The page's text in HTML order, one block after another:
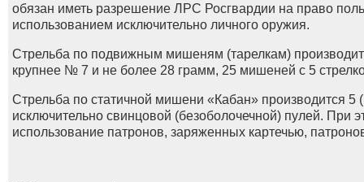
обязан иметь разрешение ЛРС Росгвардии на право
использованием исключительно личного оружия.
Стрельба по подвижным мишеням (тарелкам)
крупнее № 7 и не более 28 грамм, 25 мишеней с 5
Стрельба по статичной мишени «Кабан» производится 5
исключительно свинцовой (безоболочечной) пулей. При
использование патронов, заряженных картечью,